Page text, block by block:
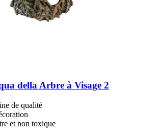
della Arbre à Visage 2
de qualité
et non toxique